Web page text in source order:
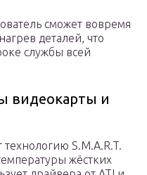
сможет вовремя
деталей, что
службы всей
видеокарты и
S.M.A.R.T.
жёстких